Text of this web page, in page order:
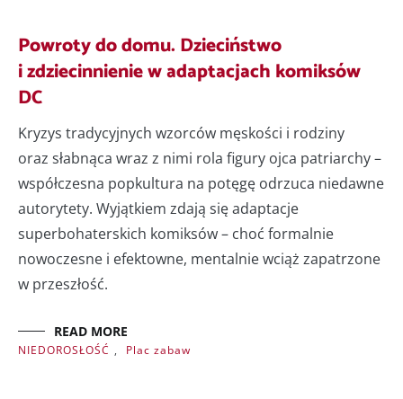
Powroty do domu. Dzieciństwo
i zdziecinnienie w adaptacjach komiksów
DC
Kryzys tradycyjnych wzorców męskości i rodziny
oraz słabnąca wraz z nimi rola figury ojca patriarchy –
współczesna popkultura na potęgę odrzuca niedawne
autorytety. Wyjątkiem zdają się adaptacje
superbohaterskich komiksów – choć formalnie
nowoczesne i efektowne, mentalnie wciąż zapatrzone
w przeszłość.
READ MORE
NIEDOROSŁOŚĆ , Plac zabaw